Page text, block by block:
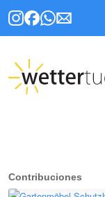
Contribuciones